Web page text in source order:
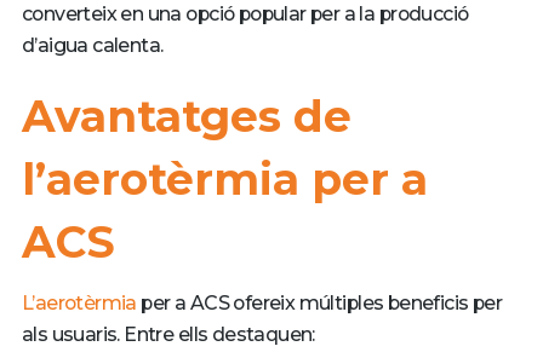
converteix en una opció popular per a la producció
d’aigua calenta.
Avantatges de
l’aerotèrmia per a
ACS
L’aerotèrmia per a ACS ofereix múltiples beneficis per
als usuaris. Entre ells destaquen: